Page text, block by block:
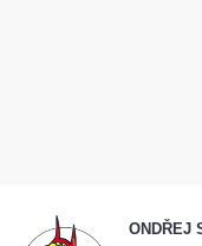
ONDŘEJ